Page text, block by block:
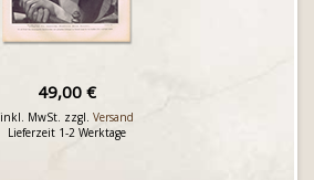
49,00 €
inkl. MwSt. zzgl. Versand
Lieferzeit 1-2 Werktage